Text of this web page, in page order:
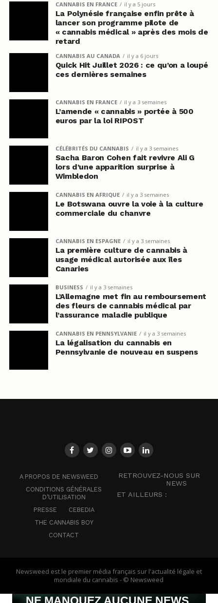
CANNABIS EN FRANCE il y a 5 jours
La Polynésie française enfin prête à
lancer son programme pilote de
« cannabis médical » après des mois de
retard
CANNABIS AU CANADA il y a 6 jours
Quick Hit Juillet 2026 : ce qu’on a loupé
ces dernières semaines
CANNABIS EN FRANCE il y a 3 semaines
L’amende « cannabis » portée à 500
euros par la loi RIPOST
CÉLÉBRITÉS DU CANNABIS il y a 3 semaines
Sacha Baron Cohen fait revivre Ali G
lors d’une apparition surprise à
Wimbledon
CANNABIS EN AFRIQUE il y a 3 semaines
Le Botswana ouvre la voie à la culture
commerciale du chanvre
CANNABIS EN ESPAGNE il y a 3 semaines
La première culture de cannabis à
usage médical autorisée aux îles
Canaries
BUSINESS il y a 3 semaines
L’Allemagne met fin au remboursement
des fleurs de cannabis médical par
l’assurance maladie publique
CANNABIS EN PENNSYLVANIE il y a 3 semaines
La légalisation du cannabis en
Pennsylvanie de nouveau en suspens
A PROPOS DE NEWSWEED
CONDITIONS GÉNÉRALES
D’UTILISATION
PRESSE
CEBEDIA
THE CANNABIS BOY
CONTACT
RETROUVEZ-NOUS SUR
NEWS
ET AILLEURS :
Newsweed est le premier média français sur l'actualité légale et
mondiale du cannabis - © Newsweed